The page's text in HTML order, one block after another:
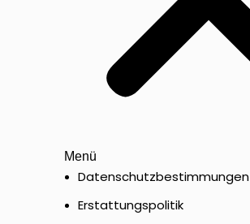
Menü
Datenschutzbestimmungen
Erstattungspolitik